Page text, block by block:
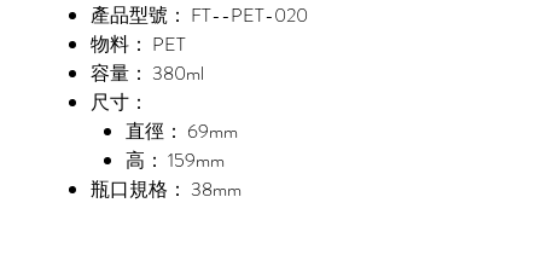
產品型號： FT--PET-020
物料： PET
容量： 380ml
尺寸：
直徑： 69mm
高： 159mm
瓶口規格： 38mm